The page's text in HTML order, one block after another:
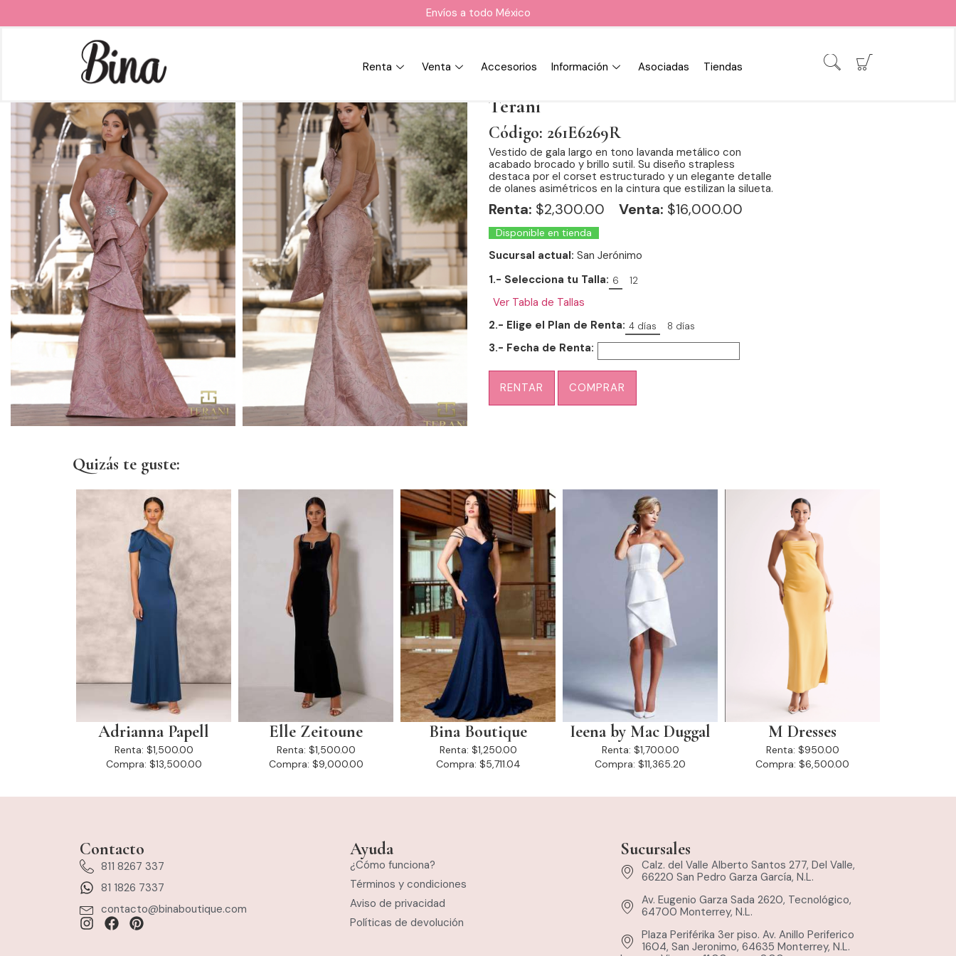
Envíos a todo México
Renta Venta Accesorios Información Asociadas Tiendas
Terani
Código: 261E6269R
Vestido de gala largo en tono lavanda metálico con
acabado brocado y brillo sutil. Su diseño strapless
destaca por el corset estructurado y un elegante detalle
de olanes asimétricos en la cintura que estilizan la silueta.
Renta: $2,300.00 Venta: $16,000.00
Disponible en tienda
Sucursal actual: San Jerónimo
1.- Selecciona tu Talla: 6 12
Ver Tabla de Tallas
2.- Elige el Plan de Renta: 4 días 8 días
3.- Fecha de Renta:
RENTAR COMPRAR
Quizás te guste:
Adrianna Papell
Renta: $1,500.00
Compra: $13,500.00
Elle Zeitoune
Renta: $1,500.00
Compra: $9,000.00
Bina Boutique
Renta: $1,250.00
Compra: $5,711.04
Ieena by Mac Duggal
Renta: $1,700.00
Compra: $11,365.20
M Dresses
Renta: $950.00
Compra: $6,500.00
Contacto
811 8267 337
81 1826 7337
contacto@binaboutique.com
Ayuda
¿Cómo funciona?
Términos y condiciones
Aviso de privacidad
Políticas de devolución
Sucursales
Calz. del Valle Alberto Santos 277, Del Valle,
66220 San Pedro Garza García, N.L.
Av. Eugenio Garza Sada 2620, Tecnológico,
64700 Monterrey, N.L.
Plaza Periférika 3er piso. Av. Anillo Periferico
1604, San Jeronimo, 64635 Monterrey, N.L.